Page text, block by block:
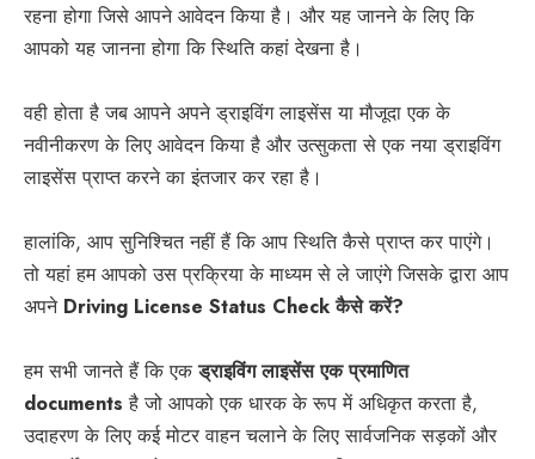
रहना होगा जिसे आपने आवेदन किया है। और यह जानने के लिए कि
आपको यह जानना होगा कि स्थिति कहां देखना है।
वही होता है जब आपने अपने ड्राइविंग लाइसेंस या मौजूदा एक के
नवीनीकरण के लिए आवेदन किया है और उत्सुकता से एक नया ड्राइविंग
लाइसेंस प्राप्त करने का इंतजार कर रहा है।
हालांकि, आप सुनिश्चित नहीं हैं कि आप स्थिति कैसे प्राप्त कर पाएंगे।
तो यहां हम आपको उस प्रक्रिया के माध्यम से ले जाएंगे जिसके द्वारा आप
अपने Driving License Status Check कैसे करें?
हम सभी जानते हैं कि एकड्राइविंग लाइसेंस एक प्रमाणित
documents है जो आपको एक धारक के रूप में अधिकृत करता है,
उदाहरण के लिए कई मोटर वाहन चलाने के लिए सार्वजनिक सड़कों और